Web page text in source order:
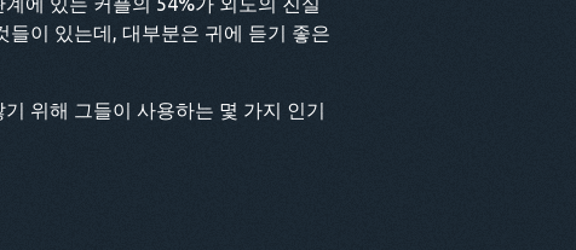
이 있는데, 대부분은 귀에 듣기 좋은
위해 그들이 사용하는 몇 가지 인기